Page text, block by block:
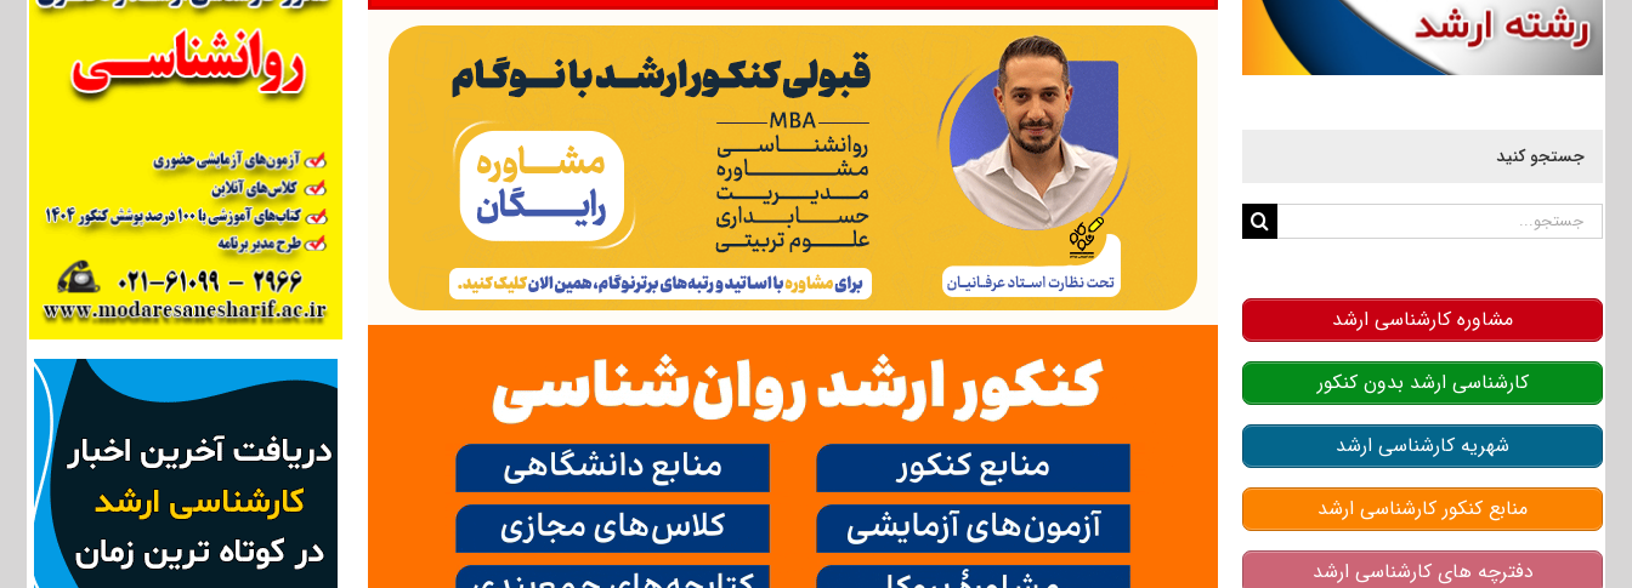
جستجو کنید
جستجو
مشاوره کارشناسی ارشد
کارشناسی ارشد بدون کنکور
شهریه کارشناسی ارشد
منابع کنکور کارشناسی ارشد
دفترچه های کارشناسی ارشد